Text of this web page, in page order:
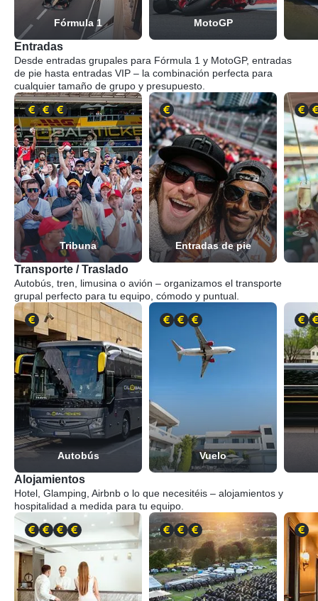
Fórmula 1 MotoGP
Entradas
Desde entradas grupales para Fórmula 1 y MotoGP, entradas
de pie hasta entradas VIP – la combinación perfecta para
cualquier tamaño de grupo y presupuesto.
Tribuna Entradas de pie
Transporte / Traslado
Autobús, tren, limusina o avión – organizamos el transporte
grupal perfecto para tu equipo, cómodo y puntual.
Autobús Vuelo
Alojamientos
Hotel, Glamping, Airbnb o lo que necesitéis – alojamientos y
hospitalidad a medida para tu equipo.